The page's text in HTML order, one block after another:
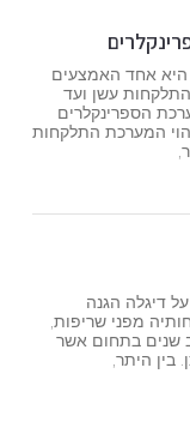
היא אחד האמצעים
עשן ועד
הספרינקלרים
המערכת התלקחות
דיגלה הגנה
מפני שריפות,
שנים בתחום אשר
בין היתר,